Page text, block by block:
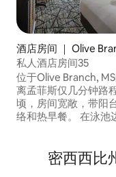
酒店房间 ｜ Olive
私人酒店房间35
位于Olive Branch,
离孟菲斯仅几分钟路
顷，房间宽敞，带阳
络和热早餐。 在泳池
预订，或咨询您可能
利设施： • 室外游泳
密西西比